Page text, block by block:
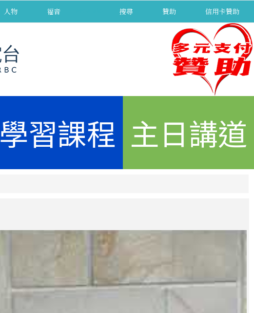
人物 福音 搜尋 贊助 信用卡贊助
學習課程 主日講道